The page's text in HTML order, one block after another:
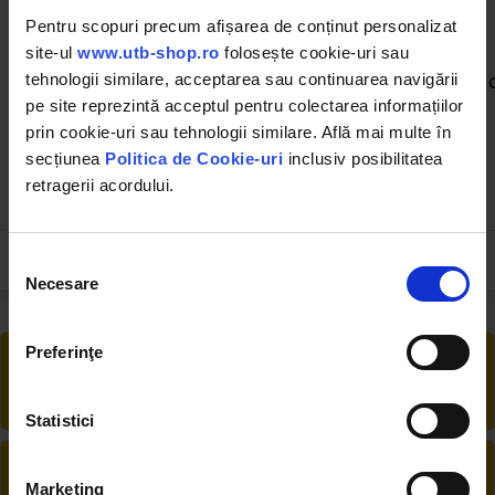
Pentru scopuri precum afișarea de conținut personalizat
site-ul www.utb-shop.ro folosește cookie-uri sau
tehnologii similare, acceptarea sau continuarea navigării
pe site reprezintă acceptul pentru colectarea informațiilor
prin cookie-uri sau tehnologii similare. Află mai multe în
secțiunea Politica de Cookie-uri inclusiv posibilitatea
retragerii acordului.
consimțământului
Necesare
Preferinţe
Statistici
Marketing
BK82301
Lama dreapta pentru
cositoare rotativa
Breckner Germany 96x40x3
(16)
2.00 RON
UTB245X245
Surub taler cositoare
M12x25 cap imbus 8 mm
(8)
produsele de care ai nevoie fără griji
La livrare, verifici produsele împreună cu